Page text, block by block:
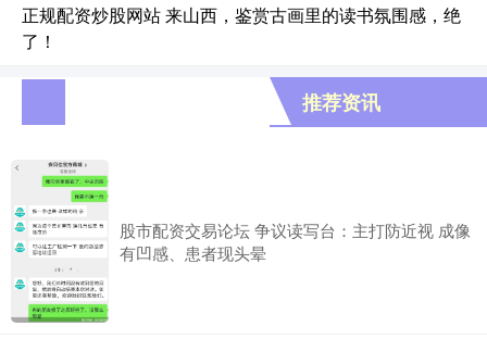
正规配资炒股网站 来山西，鉴赏古画里的读书氛围感，绝
了！
推荐资讯
股市配资交易论坛 争议读写台：主打防近视 成像
有凹感、患者现头晕